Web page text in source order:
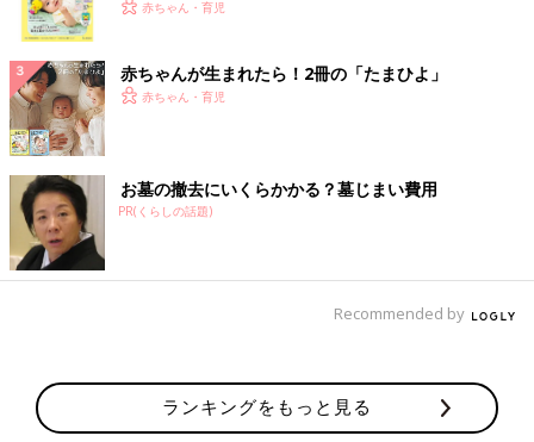
く！ おっぱい・ミルクの基本と夏のトラブル 解決テ
赤ちゃん・育児
赤ちゃんが生まれたら！2冊の「たまひよ」
赤ちゃん・育児
お墓の撤去にいくらかかる？墓じまい費用
PR(くらしの話題)
Recommended by
ランキングをもっと見る